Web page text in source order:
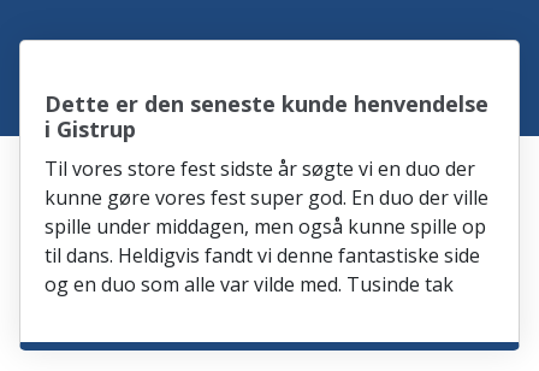
Dette er den seneste kunde henvendelse
i Gistrup
Til vores store fest sidste år søgte vi en duo der
kunne gøre vores fest super god. En duo der ville
spille under middagen, men også kunne spille op
til dans. Heldigvis fandt vi denne fantastiske side
og en duo som alle var vilde med. Tusinde tak